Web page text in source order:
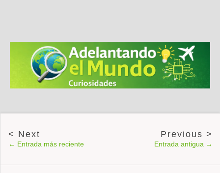
← Entrada más reciente Entrada antigua →